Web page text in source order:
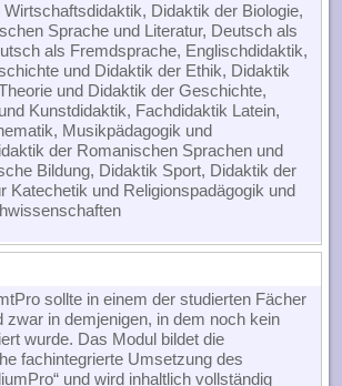
Didaktik der Biologie,
Sprache und Literatur, Deutsch als
als Fremdsprache, Englischdidaktik,
und Didaktik der Ethik, Didaktik
und Didaktik der Geschichte,
Kunstdidaktik, Fachdidaktik Latein,
Musikpädagogik und
der Romanischen Sprachen und
Bildung, Didaktik Sport, Didaktik der
Katechetik und Religionspadägogik und
sollte in einem der studierten Fächer
zwar in demjenigen, in dem noch kein
wurde. Das Modul bildet die
fachintegrierte Umsetzung des
und wird inhaltlich vollständig